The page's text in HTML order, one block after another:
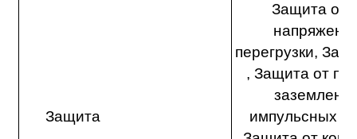
Защита
Защита от
перегрузки,
, Защита от
импульсных